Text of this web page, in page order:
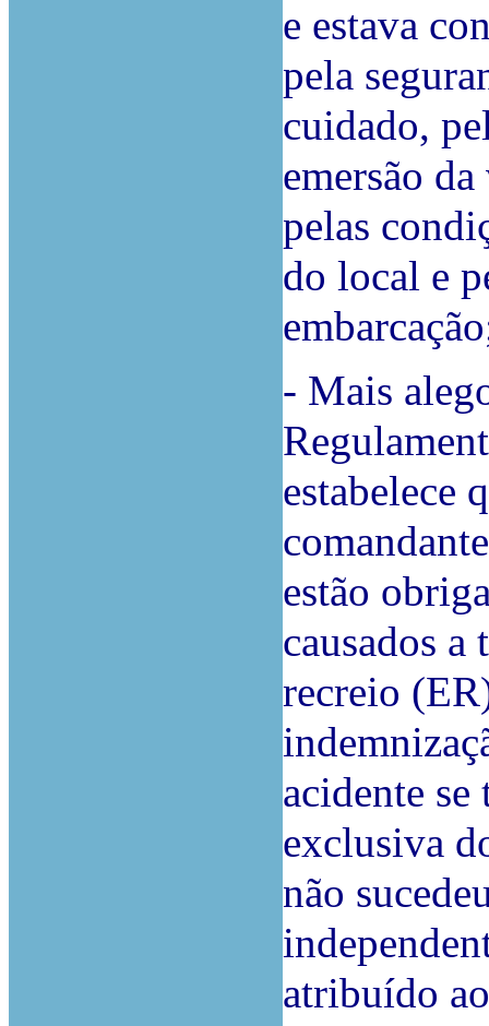
e estava
pela
cuidado,
emersão
pelas
do local e
- Mais
estabelece
estão
causados a
recreio
acidente
exclusiva
não
atribuído